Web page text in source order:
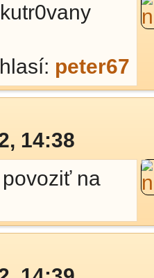
peter67
14:38
na